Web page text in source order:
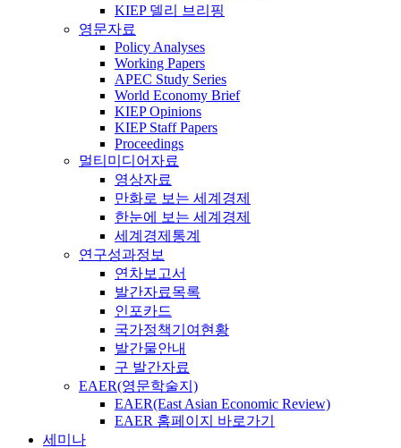
KIEP 델리 브리핑
영문자료
Policy Analyses
Working Papers
APEC Study Series
World Economy Brief
KIEP Opinions
KIEP Staff Papers
Proceedings
멀티미디어자료
영상자료
만화로 보는 세계경제
한눈에 보는 세계경제
세계경제통계
연구성과정보
연차보고서
발간자료목록
인포카드
국가정책기여현황
발간물안내
구 발간자료
EAER(영문학술지)
EAER(East Asian Economic Review)
EAER 홈페이지 바로가기
세미나